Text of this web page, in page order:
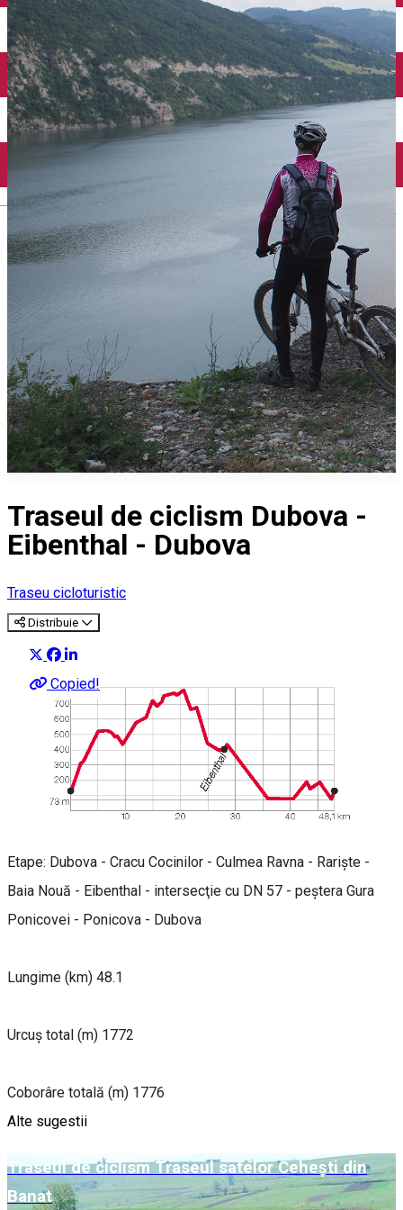
English
Traseul de ciclism Dubova -
Eibenthal - Dubova
Traseu cicloturistic
Distribuie
Copied!
Etape: Dubova - Cracu Cocinilor - Culmea Ravna - Rarişte -
Baia Nouă - Eibenthal - intersecţie cu DN 57 - peştera Gura
Ponicovei - Ponicova - Dubova
Lungime (km) 48.1
Urcuș total (m) 1772
Coborâre totală (m) 1776
Alte sugestii
Traseul de ciclism Traseul satelor Ceheşti din
Banat